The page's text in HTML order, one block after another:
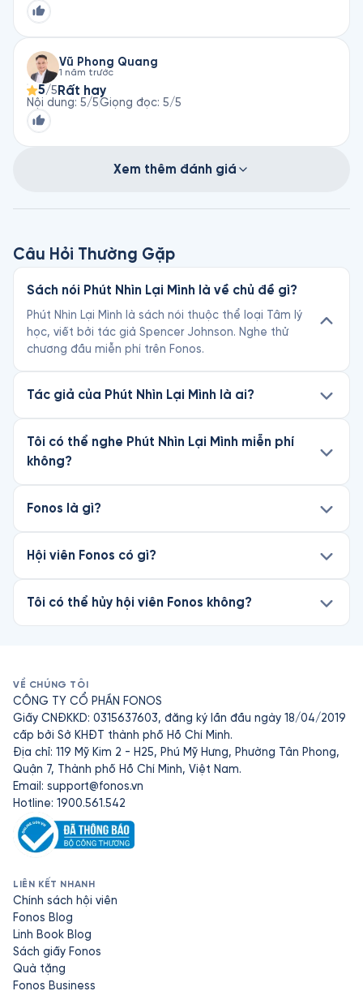
Vũ Phong Quang
1 năm trước
5/5 Rất hay
Nội dung: 5/5Giọng đọc: 5/5
Xem thêm đánh giá
Câu Hỏi Thường Gặp
Sách nói Phút Nhìn Lại Mình là về chủ đề gì?
Phút Nhìn Lại Mình là sách nói thuộc thể loại Tâm lý
học, viết bởi tác giả Spencer Johnson. Nghe thử
chương đầu miễn phí trên Fonos.
Tác giả của Phút Nhìn Lại Mình là ai?
Tôi có thể nghe Phút Nhìn Lại Mình miễn phí
không?
Fonos là gì?
Hội viên Fonos có gì?
Tôi có thể hủy hội viên Fonos không?
VỀ CHÚNG TÔI
CÔNG TY CỔ PHẦN FONOS
Giấy CNĐKKD: 0315637603, đăng ký lần đầu ngày 18/04/2019
cấp bởi Sở KHĐT thành phố Hồ Chí Minh.
Địa chỉ: 119 Mỹ Kim 2 - H25, Phú Mỹ Hưng, Phường Tân Phong,
Quận 7, Thành phố Hồ Chí Minh, Việt Nam.
Email: support@fonos.vn
Hotline: 1900.561.542
LIÊN KẾT NHANH
Chính sách hội viên
Fonos Blog
Linh Book Blog
Sách giấy Fonos
Quà tặng
Fonos Business